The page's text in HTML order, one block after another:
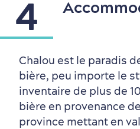
Nature à proximité
4
Chalou est le paradis
bière, peu importe le
inventaire de plus de
bière en provenance
province mettant en